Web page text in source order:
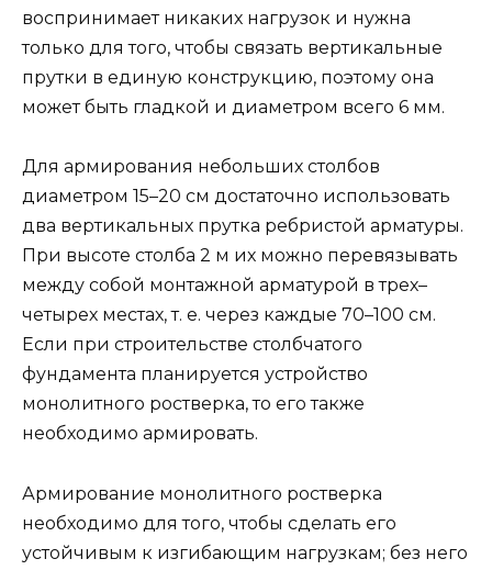
воспринимает никаких нагрузок и нужна
только для того, чтобы связать вертикальные
прутки в единую конструкцию, поэтому она
может быть гладкой и диаметром всего 6 мм.
Для армирования небольших столбов
диаметром 15–20 см достаточно использовать
два вертикальных прутка ребристой арматуры.
При высоте столба 2 м их можно перевязывать
между собой монтажной арматурой в трех–
четырех местах, т. е. через каждые 70–100 см.
Если при строительстве столбчатого
фундамента планируется устройство
монолитного ростверка, то его также
необходимо армировать.
Армирование монолитного ростверка
необходимо для того, чтобы сделать его
устойчивым к изгибающим нагрузкам; без него